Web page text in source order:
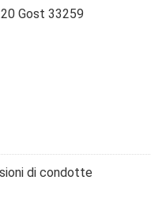
Gost 33259
di condotte